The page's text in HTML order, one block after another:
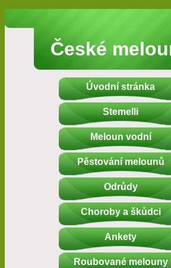
České
Úvodní stránka
Stemelli
Meloun vodní
Pěstování melounů
Odrůdy
Choroby a škůdci
Ankety
Roubované melouny